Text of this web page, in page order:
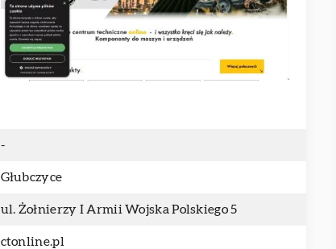
-
Głubczyce
ul. Żołnierzy I Armii Wojska Polskiego 5
ctonline.pl